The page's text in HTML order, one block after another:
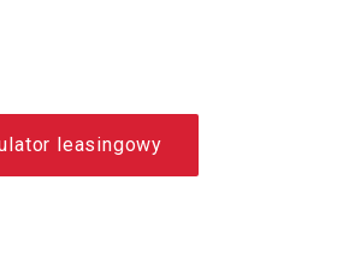
leasingowy